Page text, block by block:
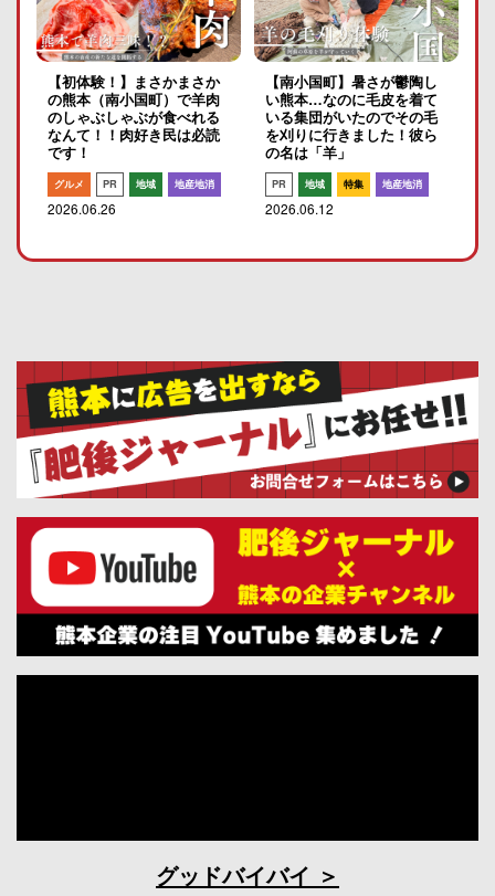
【初体験！】まさかまさか
の熊本（南小国町）で羊肉
のしゃぶしゃぶが食べれる
なんて！！肉好き民は必読
です！
グルメ PR 地域 地産地消
2026.06.26
【南小国町】暑さが鬱陶し
い熊本…なのに毛皮を着て
いる集団がいたのでその毛
を刈りに行きました！彼ら
の名は「羊」
PR 地域 特集 地産地消
2026.06.12
グッドバイバイ